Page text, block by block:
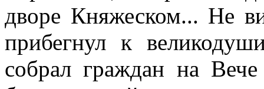
дворе Княжеском... Не
прибегнул к
собрал граждан на